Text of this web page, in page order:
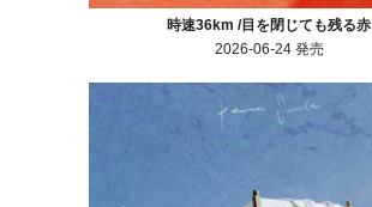
時速36km /目を閉じても残る赤
2026-06-24 発売